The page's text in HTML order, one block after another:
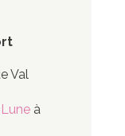
Val
à